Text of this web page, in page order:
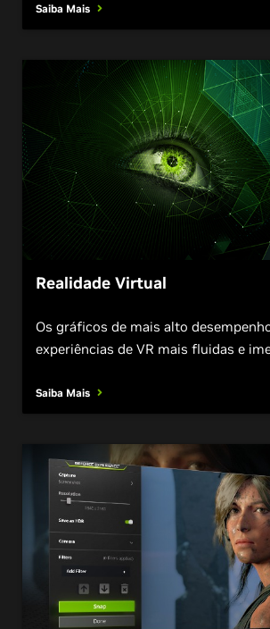
Saiba Mais
Realidade Virtual
Os gráficos de mais alto
experiências de VR mais fluidas e
Saiba Mais